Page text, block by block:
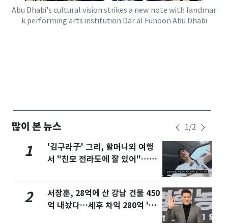
Abu Dhabi's cultural vision strikes a new note with landmar
k performing arts institution Dar al Funoon Abu Dhabi
많이 본 뉴스 1/2
1
'김구라子' 그리, 할머니외 여행
서 "친모 전라도에 잘 있어"…유
2
서장훈, 28억에 산 강남 건물 450
억 내놨다…세후 차익 280억 '잭